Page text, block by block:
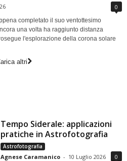
0
completato il suo ventottesimo
una volta ha raggiunto distanza
l'esplorazione della corona solare
altri
Tempo Siderale: applicazioni
pratiche in Astrofotografia
Astrofotografia
Agnese Caramanico - 10 Luglio 2026 0